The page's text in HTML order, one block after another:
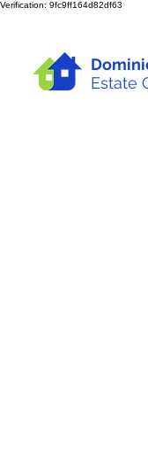
Verification: 9fc9ff164d82df63
Estate